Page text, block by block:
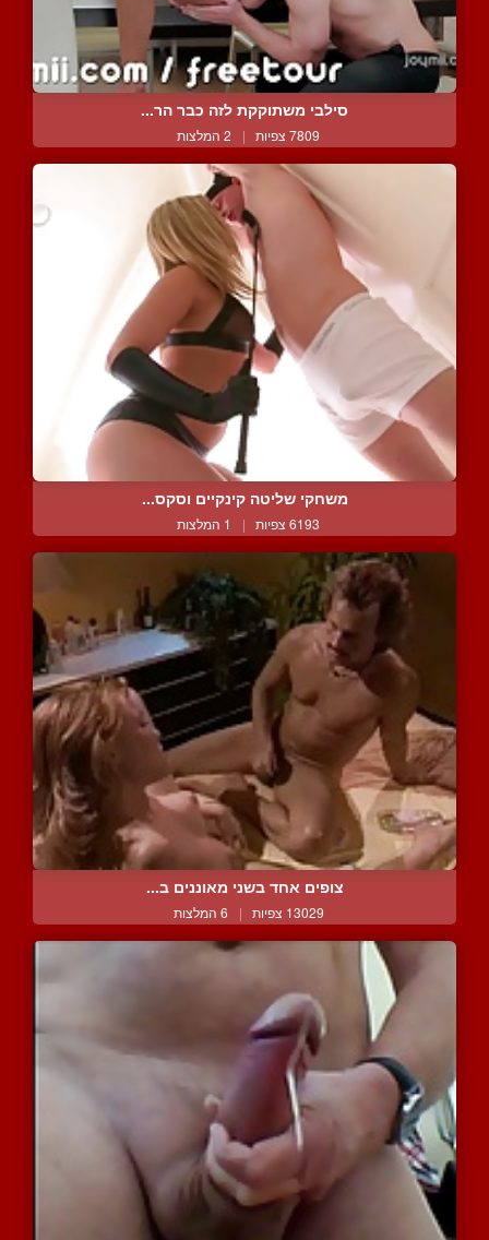
סילבי משתוקקת לזה כבר הר...
7809 צפיות | 2 המלצות
משחקי שליטה קינקיים וסקס...
6193 צפיות | 1 המלצות
צופים אחד בשני מאוננים ב...
13029 צפיות | 6 המלצות